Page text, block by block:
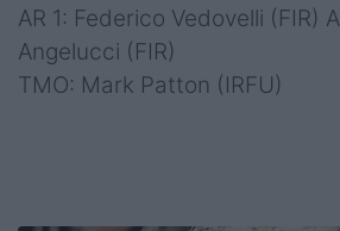
AR 1: Federico Vedovelli (FIR)
Angelucci (FIR)
TMO: Mark Patton (IRFU)